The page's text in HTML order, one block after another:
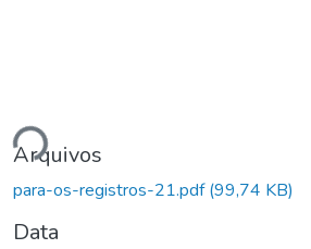
Arquivos
para-os-registros-21.pdf(99,74 KB)
Data